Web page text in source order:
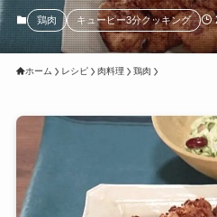
鶏肉 キューピー3分クッキング
ホーム レシピ 肉料理 鶏肉